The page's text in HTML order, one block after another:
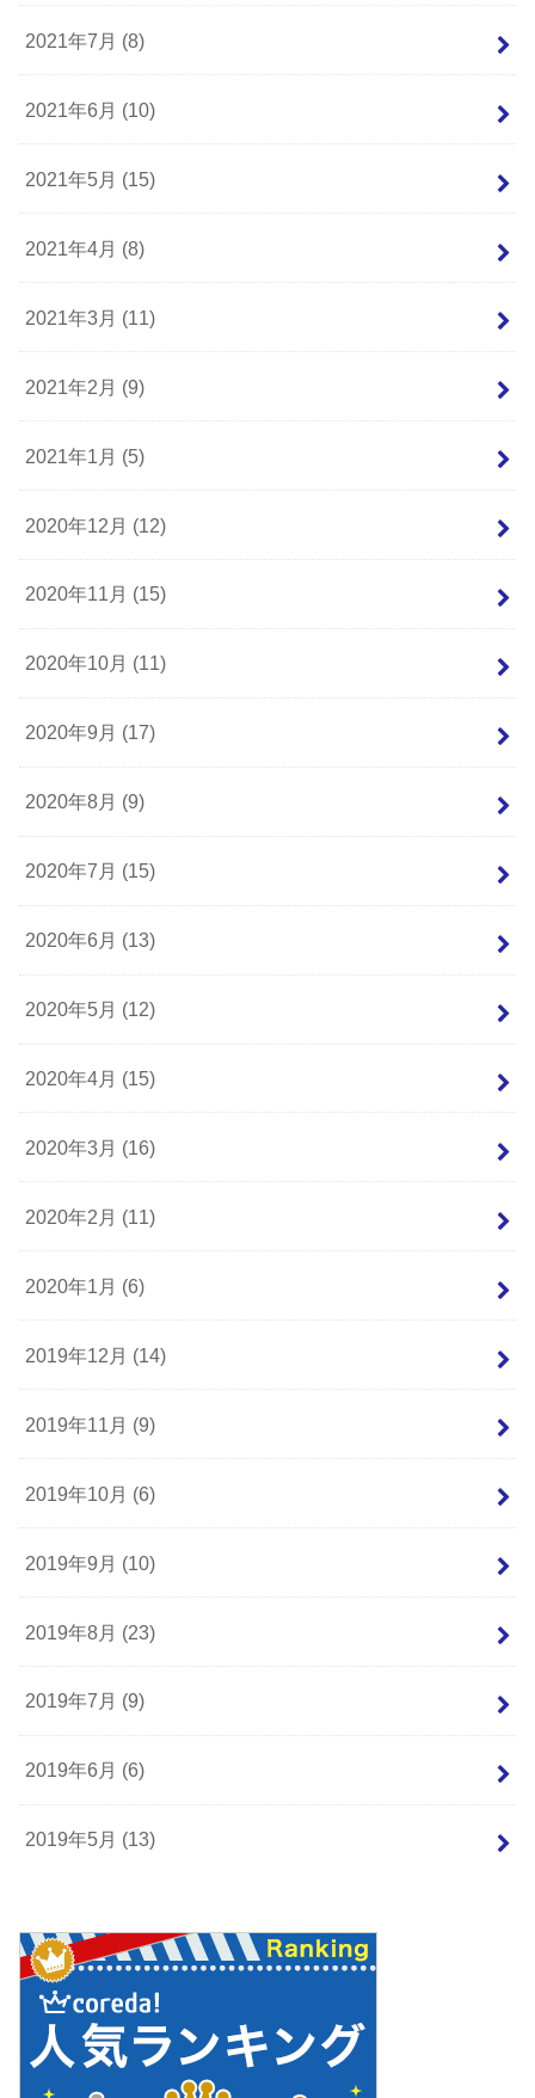
2021年7月 (8)
2021年6月 (10)
2021年5月 (15)
2021年4月 (8)
2021年3月 (11)
2021年2月 (9)
2021年1月 (5)
2020年12月 (12)
2020年11月 (15)
2020年10月 (11)
2020年9月 (17)
2020年8月 (9)
2020年7月 (15)
2020年6月 (13)
2020年5月 (12)
2020年4月 (15)
2020年3月 (16)
2020年2月 (11)
2020年1月 (6)
2019年12月 (14)
2019年11月 (9)
2019年10月 (6)
2019年9月 (10)
2019年8月 (23)
2019年7月 (9)
2019年6月 (6)
2019年5月 (13)